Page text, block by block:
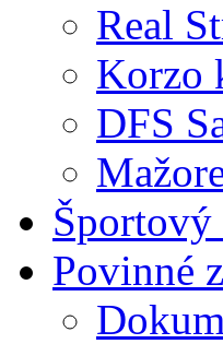
Real
Korzo
DFS
Športový
Povinné